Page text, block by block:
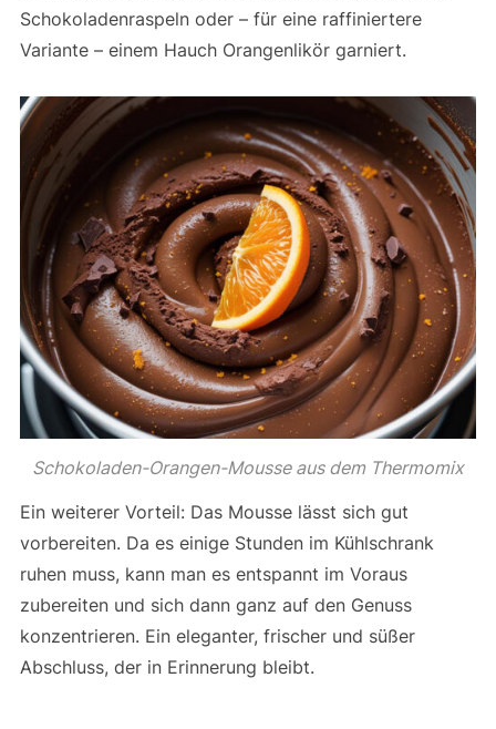
Schokoladenraspeln oder – für eine raffiniertere
Variante – einem Hauch Orangenlikör garniert.
Schokoladen-Orangen-Mousse aus dem Thermomix
Ein weiterer Vorteil: Das Mousse lässt sich gut
vorbereiten. Da es einige Stunden im Kühlschrank
ruhen muss, kann man es entspannt im Voraus
zubereiten und sich dann ganz auf den Genuss
konzentrieren. Ein eleganter, frischer und süßer
Abschluss, der in Erinnerung bleibt.